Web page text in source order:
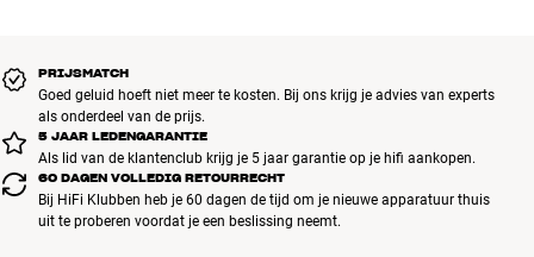
PRIJSMATCH
Goed geluid hoeft niet meer te kosten. Bij ons krijg je advies van experts
als onderdeel van de prijs.
5 JAAR LEDENGARANTIE
Als lid van de klantenclub krijg je 5 jaar garantie op je hifi aankopen.
60 DAGEN VOLLEDIG RETOURRECHT
Bij HiFi Klubben heb je 60 dagen de tijd om je nieuwe apparatuur thuis
uit te proberen voordat je een beslissing neemt.